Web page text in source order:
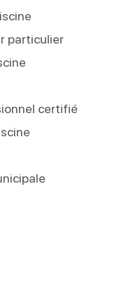
particulier
certifié